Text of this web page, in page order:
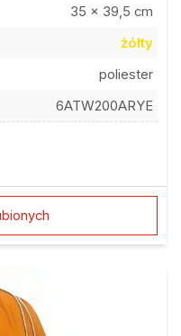
35 x 39,5 cm
żółty
poliester
6ATW200ARYE